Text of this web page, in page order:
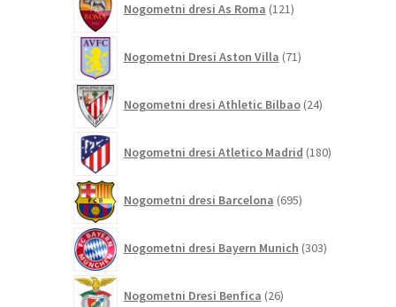
Nogometni dresi As Roma 121izdelkov
Nogometni Dresi Aston Villa 71izdelkov
Nogometni dresi Athletic Bilbao 24izdelkov
Nogometni dresi Atletico Madrid 180izdelkov
Nogometni dresi Barcelona 695izdelkov
Nogometni dresi Bayern Munich 303izdelki
Nogometni Dresi Benfica 26izdelkov